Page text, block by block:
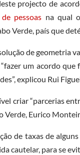
projecto de
pessoas na qual
Verde, país que
de geometria
um acordo
explicou Rui
criar “parcerias
Verde, Eurico
de taxas de
cautelar, para se